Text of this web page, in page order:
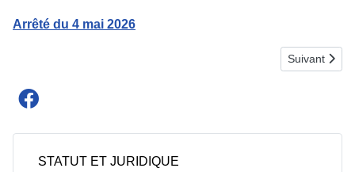
Arrêté du 4 mai 2026
Article
Suivant
STATUT ET JURIDIQUE